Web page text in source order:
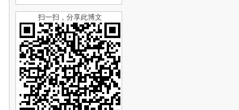
扫一扫，分享此博文